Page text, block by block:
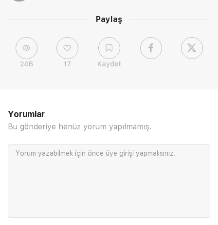
Paylaş
24B 17 Kaydet
Yorumlar
Bu gönderiye henüz yorum yapılmamış.
Yorum yazabilmek için önce üye girişi yapmalısınız.